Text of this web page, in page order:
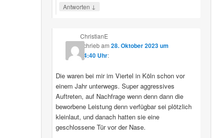
Antworten ↓
ChristianE
schriebam 28. Oktober 2023 um
14:40 Uhr:
Die waren bei mir im Viertel in Köln schon vor
einem Jahr unterwegs. Super aggressives
Auftreten, auf Nachfrage wenn denn dann die
beworbene Leistung denn verfügbar sei plötzlich
kleinlaut, und danach hatten sie eine
geschlossene Tür vor der Nase.